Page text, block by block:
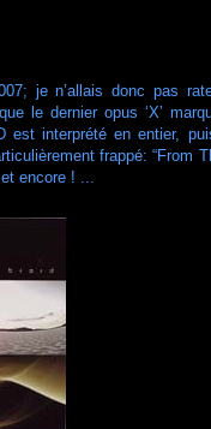
je n’allais donc pas
le dernier opus ‘X’
interprété en entier,
frappé: “From
encore ! ...